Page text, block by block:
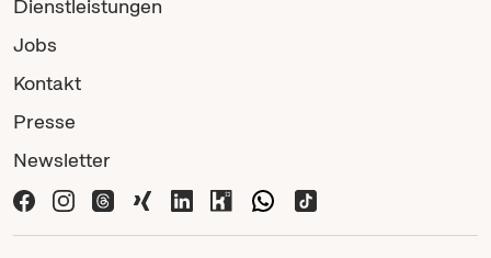
Dienstleistungen
Jobs
Kontakt
Presse
Newsletter